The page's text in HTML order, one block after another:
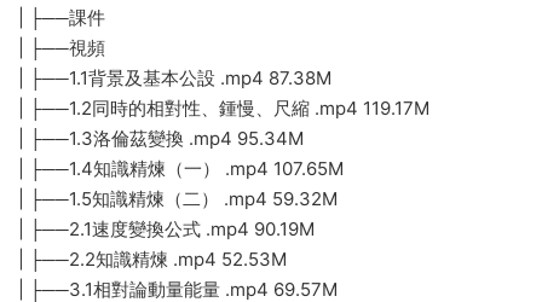
| ├──課件
| ├──視頻
| ├──1.1背景及基本公設 .mp4 87.38M
| ├──1.2同時的相對性、鍾慢、尺縮 .mp4 119.17M
| ├──1.3洛倫茲變換 .mp4 95.34M
| ├──1.4知識精煉（一） .mp4 107.65M
| ├──1.5知識精煉（二） .mp4 59.32M
| ├──2.1速度變換公式 .mp4 90.19M
| ├──2.2知識精煉 .mp4 52.53M
| ├──3.1相對論動量能量 .mp4 69.57M